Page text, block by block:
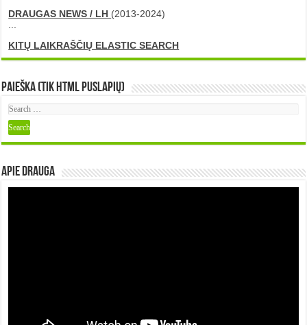
DRAUGAS NEWS / LH (2013-2024)
...
KITŲ LAIKRAŠČIŲ ELASTIC SEARCH
Paieška (tik HTML puslapių)
Apie DRAUGA